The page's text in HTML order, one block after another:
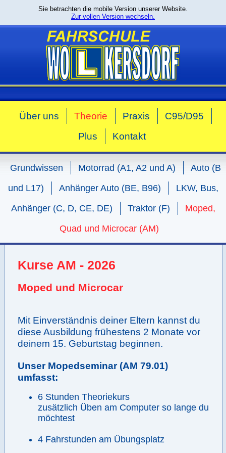
Sie betrachten die mobile Version unserer Website.
Zur vollen Version wechseln.
Über uns Theorie Praxis
C95/D95
Plus
Kontakt
Grundwissen Motorrad (A1, A2 und A)
Auto (B
und L17)
Anhänger Auto (BE, B96)
LKW, Bus,
Anhänger (C, D, CE, DE)
Traktor (F)
Moped,
Quad und Microcar (AM)
Kurse AM - 2026
Moped und Microcar
Mit Einverständnis deiner Eltern kannst du
diese Ausbildung frühestens 2 Monate vor
deinem 15. Geburtstag beginnen.
Unser Mopedseminar (AM 79.01)
umfasst:
6 Stunden Theoriekurs
zusätzlich Üben am Computer so lange du
möchtest
4 Fahrstunden am Übungsplatz